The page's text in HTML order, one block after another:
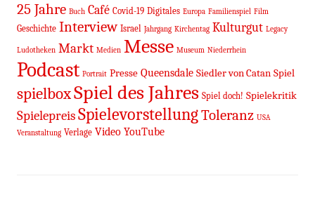
25 Jahre Buch Café Covid-19 Digitales Europa Familienspiel Film
Geschichte Interview Israel Jahrgang Kirchentag Kulturgut Legacy
Ludotheken Markt Medien Messe Museum Niederrhein
Podcast Portrait Presse Queensdale Siedler von Catan Spiel
spielboxSpiel des Jahres Spiel doch! Spielekritik
SpielepreisSpielevorstellungToleranz USA
Veranstaltung Verlage Video YouTube